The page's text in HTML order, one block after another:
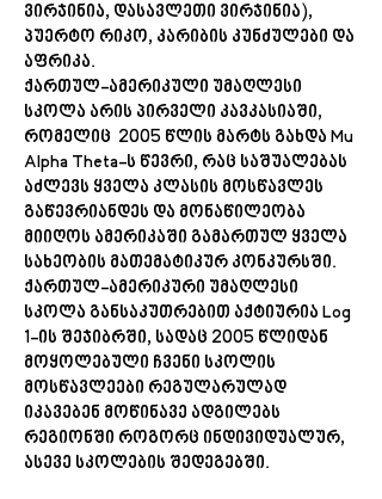
ვირჯინია, დასავლეთი ვირჯინია),
პუერტო რიკო, კარიბის კუნძულები და
აფრიკა.
ქართულ-ამერიკული უმაღლესი
სკოლა არის პირველი კავკასიაში,
რომელიც 2005 წლის მარტს გახდა Mu
Alpha Theta-ს წევრი, რაც საშუალებას
აძლევს ყველა კლასის მოსწავლეს
გაწევრიანდეს და მონაწილეობა
მიიღოს ამერიკაში გამართულ ყველა
სახეობის მათემატიკურ კონკურსში.
ქართულ-ამერიკური უმაღლესი
სკოლა განსაკუთრებით აქტიურია Log
1-ის შეჯიბრში, სადაც 2005 წლიდან
მოყოლებული ჩვენი სკოლის
მოსწავლეები რეგულარულად
იკავებენ მოწინავე ადგილებს
რეგიონში როგორც ინდივიდუალურ,
ასევე სკოლების შედეგებში.